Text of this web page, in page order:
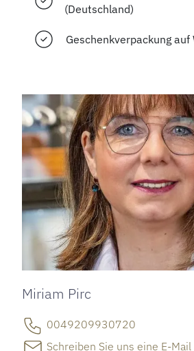
Miriam Pirc
0049209930720
Schreiben Sie uns eine E-Mail
(Deutschland)
Geschenkverpackung auf